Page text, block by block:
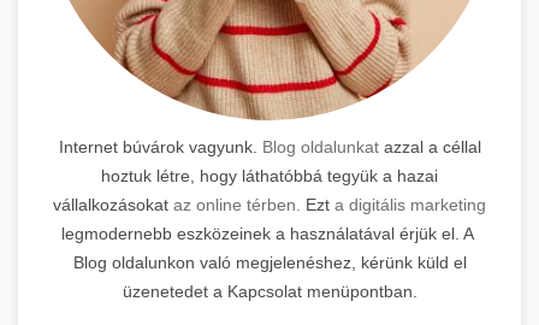
Internet búvárok vagyunk. Blog oldalunkatazzal a céllal
hoztuk létre, hogy láthatóbbá tegyük a hazai
vállalkozásokat az online térben. Ezt a digitális marketing
legmodernebb eszközeinek a használatával érjük el. A
Blog oldalunkon való megjelenéshez, kérünk küld el
üzenetedet a Kapcsolat menüpontban.